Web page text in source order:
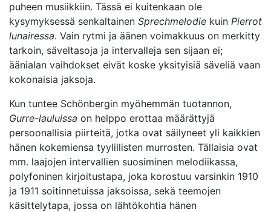
puheen musiikkiin. Tässä ei kuitenkaan ole
kysymyksessä senkaltainen Sprechmelodie kuin Pierrot
lunairessa. Vain rytmi ja äänen voimakkuus on merkitty
tarkoin, säveltasoja ja intervalleja sen sijaan ei;
äänialan vaihdokset eivät koske yksityisiä säveliä vaan
kokonaisia jaksoja.
Kun tuntee Schönbergin myöhemmän tuotannon,
Gurre-lauluissa on helppo erottaa määrättyjä
persoonallisia piirteitä, jotka ovat säilyneet yli kaikkien
hänen kokemiensa tyylillisten murrosten. Tällaisia ovat
mm. laajojen intervallien suosiminen melodiikassa,
polyfoninen kirjoitustapa, joka korostuu varsinkin 1910
ja 1911 soitinnetuissa jaksoissa, sekä teemojen
käsittelytapa, jossa on lähtökohtia hänen